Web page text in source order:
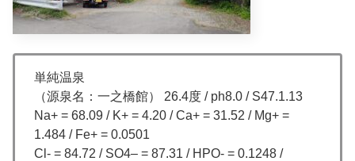
単純温泉
（源泉名：一之橋館） 26.4度 / ph8.0 / S47.1.13
Na+ = 68.09 / K+ = 4.20 / Ca+ = 31.52 / Mg+ =
1.484 / Fe+ = 0.0501
Cl- = 84.72 / SO4– = 87.31 / HPO- = 0.1248 /